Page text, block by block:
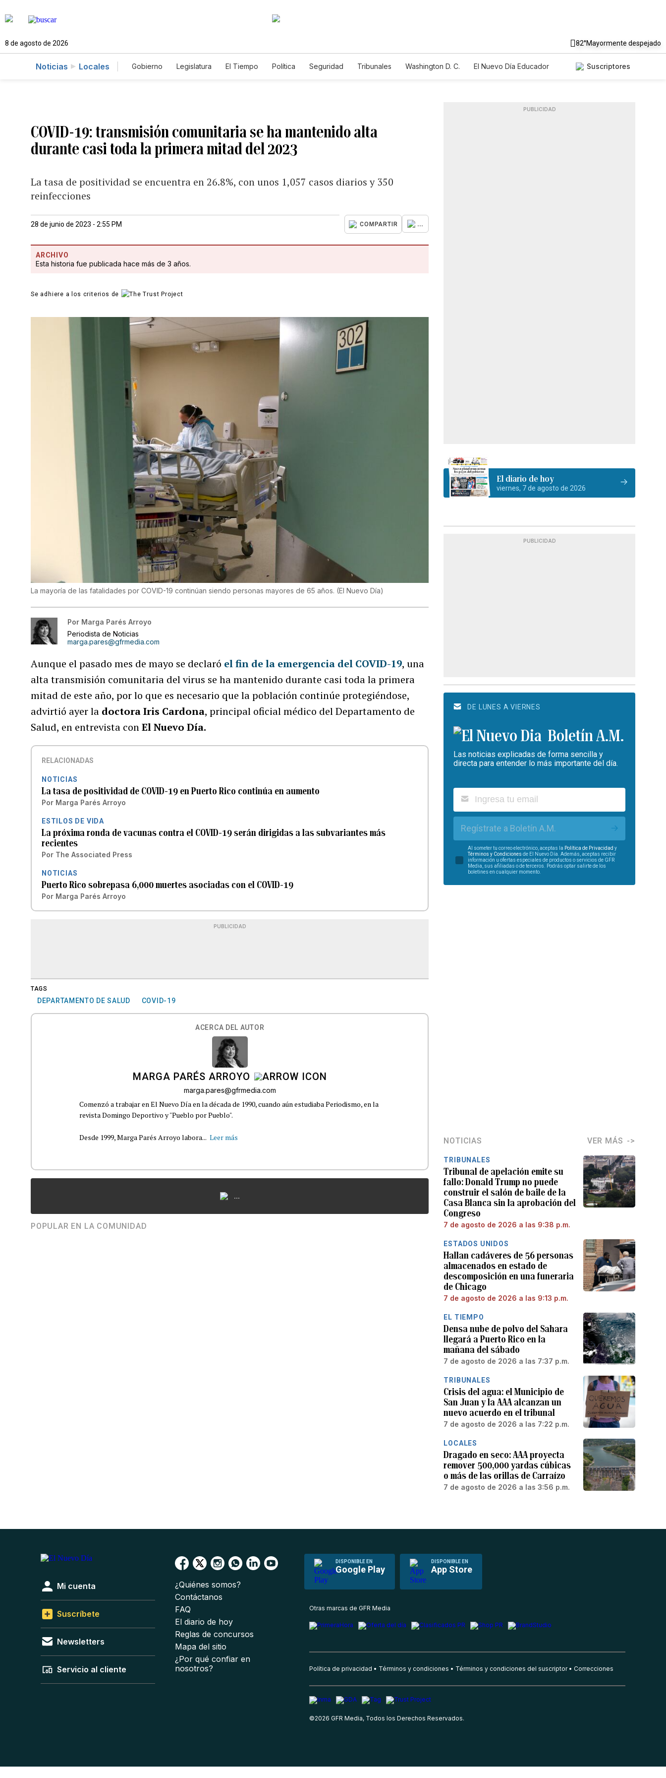
8 de agosto de 2026 82°Mayormente despejado
Noticias Locales Gobierno Legislatura El Tiempo Política Seguridad Tribunales Washington D. C.
El Nuevo Día Educador
Suscriptores
COVID-19: transmisión comunitaria se ha mantenido alta
durante casi toda la primera mitad del 2023
La tasa de positividad se encuentra en 26.8%, con unos 1,057 casos diarios y 350
reinfecciones
28 de junio de 2023 - 2:55 PM COMPARTIR ...
ARCHIVO
Esta historia fue publicada hace más de 3 años.
Se adhiere a los criterios de
La mayoría de las fatalidades por COVID-19 continúan siendo personas mayores de 65 años. (El Nuevo Día)
Por Marga Parés Arroyo
Periodista de Noticias
marga.pares@gfrmedia.com
Aunque el pasado mes de mayo se declaró el fin de la emergencia del COVID-19, una
alta transmisión comunitaria del virus se ha mantenido durante casi toda la primera
mitad de este año, por lo que es necesario que la población continúe protegiéndose,
advirtió ayer la doctora Iris Cardona, principal oficial médico del Departamento de
Salud, en entrevista conEl Nuevo Día.
RELACIONADAS
NOTICIAS
La tasa de positividad de COVID-19 en Puerto Rico continúa en aumento
Por Marga Parés Arroyo
ESTILOS DE VIDA
La próxima ronda de vacunas contra el COVID-19 serán dirigidas a las subvariantes más
recientes
Por The Associated Press
NOTICIAS
Puerto Rico sobrepasa 6,000 muertes asociadas con el COVID-19
Por Marga Parés Arroyo
PUBLICIDAD
TAGS
DEPARTAMENTO DE SALUD COVID-19
ACERCA DEL AUTOR
MARGA PARÉS ARROYO
marga.pares@gfrmedia.com
Comenzó a trabajar en El Nuevo Día en la década de 1990, cuando aún estudiaba Periodismo, en la
revista Domingo Deportivo y "Pueblo por Pueblo".
Desde 1999, Marga Parés Arroyo labora... Leer más
...
POPULAR EN LA COMUNIDAD
PUBLICIDAD
El diario de hoy
viernes, 7 de agosto de 2026
PUBLICIDAD
DE LUNES A VIERNES
Boletín A.M.
Las noticias explicadas de forma sencilla y
directa para entender lo más importante del día.
Regístrate a Boletín A.M.
Al someter tu correo electrónico, aceptas la Política de Privacidad y
Términos y Condiciones de El Nuevo Día. Además, aceptas recibir
información u ofertas especiales de productos o servicios de GFR
Media, sus afiliadas o de terceros. Podrás optar salirte de los
boletines en cualquier momento.
NOTICIAS VER MÁS
TRIBUNALES
Tribunal de apelación emite su
fallo: Donald Trump no puede
construir el salón de baile de la
Casa Blanca sin la aprobación del
Congreso
7 de agosto de 2026 a las 9:38 p.m.
ESTADOS UNIDOS
Hallan cadáveres de 56 personas
almacenados en estado de
descomposición en una funeraria
de Chicago
7 de agosto de 2026 a las 9:13 p.m.
EL TIEMPO
Densa nube de polvo del Sahara
llegará a Puerto Rico en la
mañana del sábado
7 de agosto de 2026 a las 7:37 p.m.
TRIBUNALES
Crisis del agua: el Municipio de
San Juan y la AAA alcanzan un
nuevo acuerdo en el tribunal
7 de agosto de 2026 a las 7:22 p.m.
LOCALES
Dragado en seco: AAA proyecta
remover 500,000 yardas cúbicas
o más de las orillas de Carraízo
7 de agosto de 2026 a las 3:56 p.m.
DISPONIBLE EN
Google Play
DISPONIBLE EN
App Store
Mi cuenta
Suscríbete
Newsletters
Servicio al cliente
¿Quiénes somos?
Contáctanos
FAQ
El diario de hoy
Reglas de concursos
Mapa del sitio
¿Por qué confiar en
nosotros?
Otras marcas de GFR Media
Política de privacidad Términos y condiciones Términos y condiciones del suscriptor Correcciones
©2026 GFR Media, Todos los Derechos Reservados.